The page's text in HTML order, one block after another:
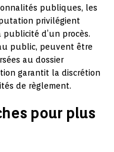
publiques, les
privilégient
d’un procès.
public, peuvent être
au dossier
garantit la discrétion
de règlement.
pour plus